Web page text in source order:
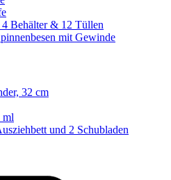
Behälter & 12 Tüllen
mit Gewinde
32 cm
ml
und 2 Schubladen